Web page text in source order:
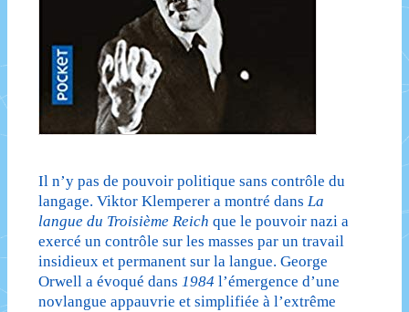
Il n’y pas de pouvoir politique sans contrôle du
langage. Viktor Klemperer a montré dans La
langue du Troisième Reich que le pouvoir nazi a
exercé un contrôle sur les masses par un travail
insidieux et permanent sur la langue. George
Orwell a évoqué dans 1984 l’émergence d’une
novlangue appauvrie et simplifiée à l’extrême